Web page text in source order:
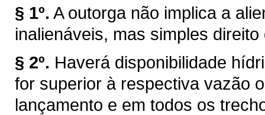
§ 1º. A outorga não implica a
inalienáveis, mas simples direito
§ 2º. Haverá disponibilidade
for superior à respectiva vazão
lançamento e em todos os